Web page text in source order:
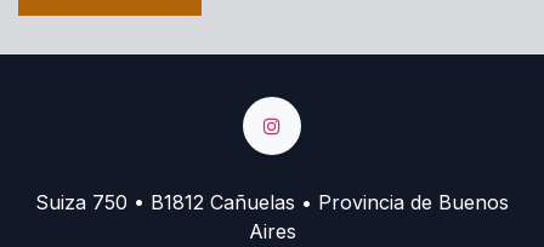
Suiza 750 • B1812 Cañuelas • Provincia de Buenos
Aires